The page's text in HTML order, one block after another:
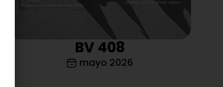
BV 408
mayo 2026